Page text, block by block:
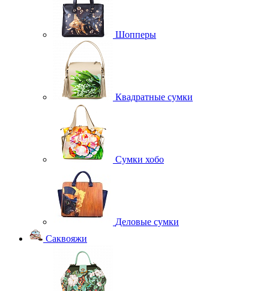
Шопперы
Квадратные сумки
Сумки хобо
Деловые сумки
Саквояжи